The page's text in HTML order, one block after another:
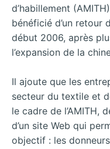
d’habillement
bénéficié d’un retour
début 2006, après
l’expansion de la
Il ajoute que les
secteur du textile et
le cadre de l’AMITH,
d’un site Web qui
objectif : les